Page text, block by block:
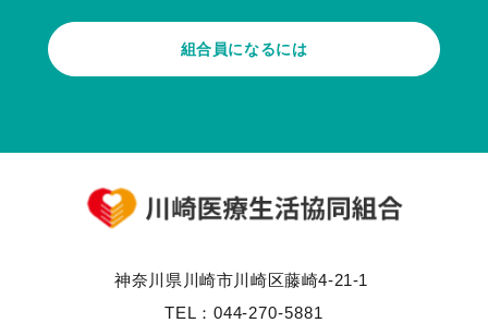
組合員になるには
神奈川県川崎市川崎区藤崎4-21-1
TEL： 044-270-5881